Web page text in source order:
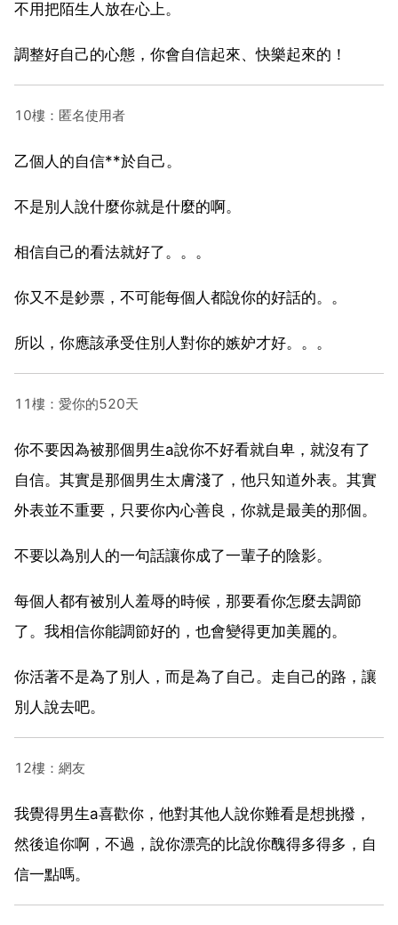
不用把陌生人放在心上。
調整好自己的心態，你會自信起來、快樂起來的！
10樓：匿名使用者
乙個人的自信**於自己。
不是別人說什麼你就是什麼的啊。
相信自己的看法就好了。。。
你又不是鈔票，不可能每個人都說你的好話的。。
所以，你應該承受住別人對你的嫉妒才好。。。
11樓：愛你的520天
你不要因為被那個男生a說你不好看就自卑，就沒有了
自信。其實是那個男生太膚淺了，他只知道外表。其實
外表並不重要，只要你內心善良，你就是最美的那個。
不要以為別人的一句話讓你成了一輩子的陰影。
每個人都有被別人羞辱的時候，那要看你怎麼去調節
了。我相信你能調節好的，也會變得更加美麗的。
你活著不是為了別人，而是為了自己。走自己的路，讓
別人說去吧。
12樓：網友
我覺得男生a喜歡你，他對其他人說你難看是想挑撥，
然後追你啊，不過，說你漂亮的比說你醜得多得多，自
信一點嗎。